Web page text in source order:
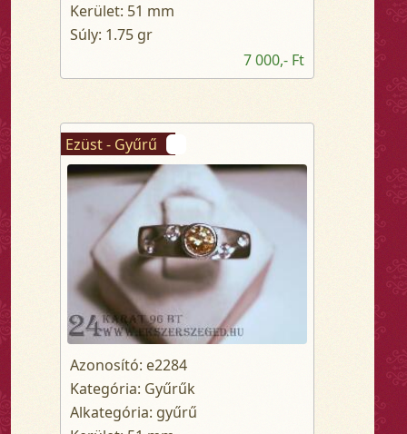
Kerület: 51 mm
Súly: 1.75 gr
7 000,- Ft
Ezüst - Gyűrű
Azonosító: e2284
Kategória: Gyűrűk
Alkategória: gyűrű